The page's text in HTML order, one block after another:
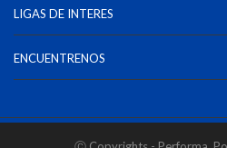
LIGAS DE INTERES
ENCUENTRENOS